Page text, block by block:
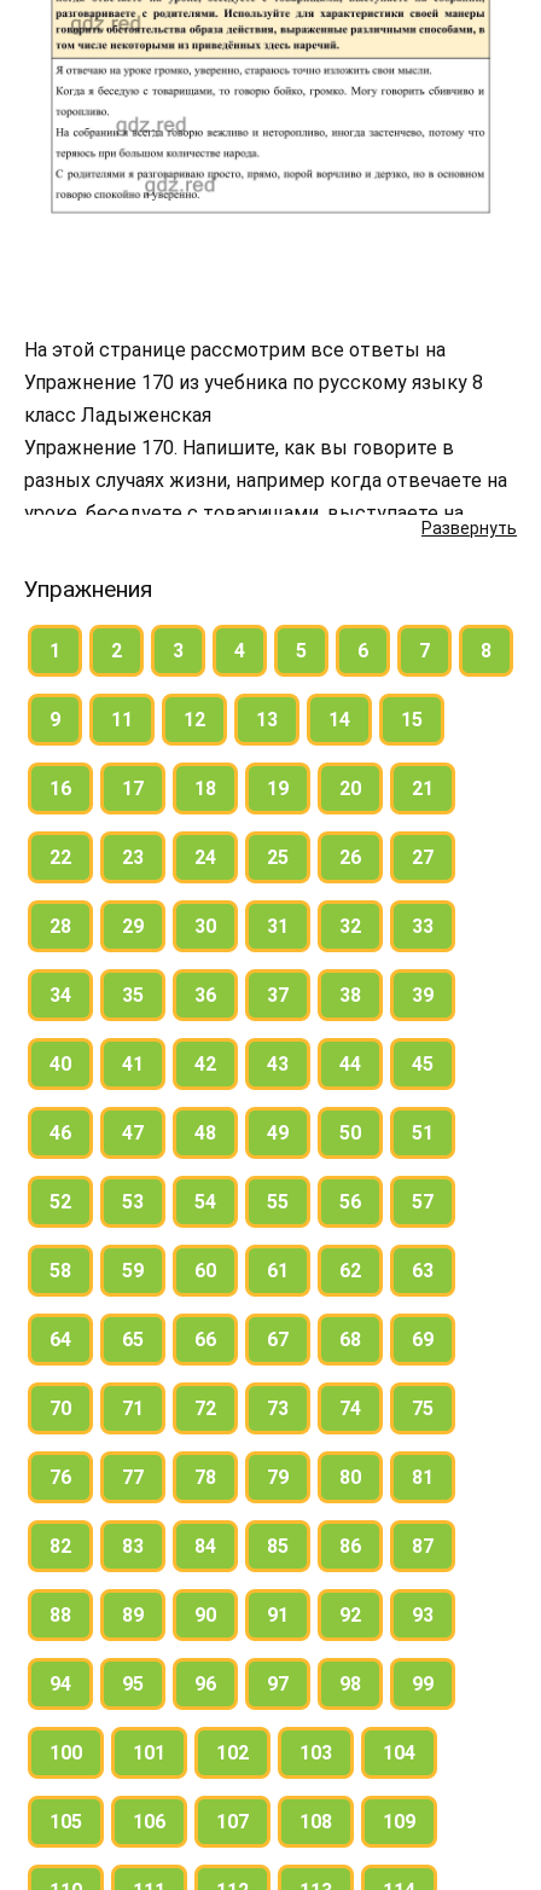
Развернуть
На этой странице рассмотрим все ответы на
Упражнение 170 из учебника по русскому языку 8
класс Ладыженская
Упражнение 170. Напишите, как вы говорите в
разных случаях жизни, например когда отвечаете на
уроке, беседуете с товарищами, выступаете на
Используйте для характеристики своей манеры
выраженные различными способами, в том числе
некоторыми из приведённых здесь наречий.
Упражнения
1 2 3 4 5 6 7 8
9 11 12 13 14 15
16 17 18 19 20 21
22 23 24 25 26 27
28 29 30 31 32 33
34 35 36 37 38 39
40 41 42 43 44 45
46 47 48 49 50 51
52 53 54 55 56 57
58 59 60 61 62 63
64 65 66 67 68 69
70 71 72 73 74 75
76 77 78 79 80 81
82 83 84 85 86 87
88 89 90 91 92 93
94 95 96 97 98 99
100 101 102 103 104
105 106 107 108 109